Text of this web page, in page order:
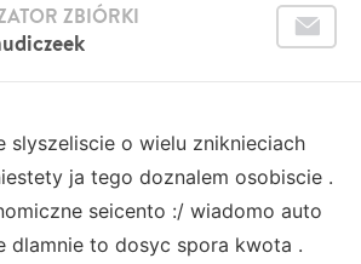
ZBIÓRKI
slyszeliscie o wielu zniknieciach
ja tego doznalem osobiscie .
seicento :/ wiadomo auto
dlamnie to dosyc spora kwota .